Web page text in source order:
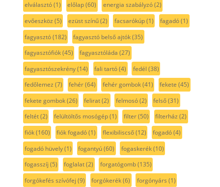
elválasztó(1) előlap(60) energia szabályzó(2)
evőeszköz (5) ezüst színű(2) facsarókúp(1) fagadó(1)
fagyasztó(182) fagyasztó belső ajtók(35)
fagyasztófiók(45) fagyasztóláda (27)
fagyasztószekrény(14) fali tartó(4) fedél (38)
fedőlemez (7) fehér(64) fehér gombok(41) fekete (45)
fekete gombok(26) felirat(2) felmosó(2) felső(31)
feltét(2) felültöltős mosógép(1) filter(50) filterház (2)
fiók(160) fiók fogadó(1) flexibiliscső(12) fogadó(4)
fogadó hüvely(1) fogantyú(60) fogaskerék(10)
fogasszíj (5) foglalat(2) forgatógomb(135)
forgókefés szívófej (9) forgókerék(6) forgónyárs (1)